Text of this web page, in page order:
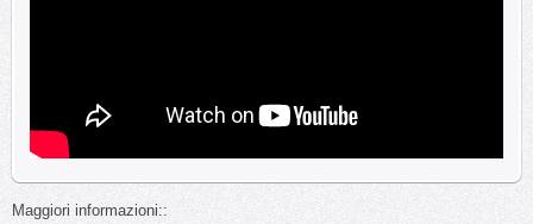
Maggiori informazioni::